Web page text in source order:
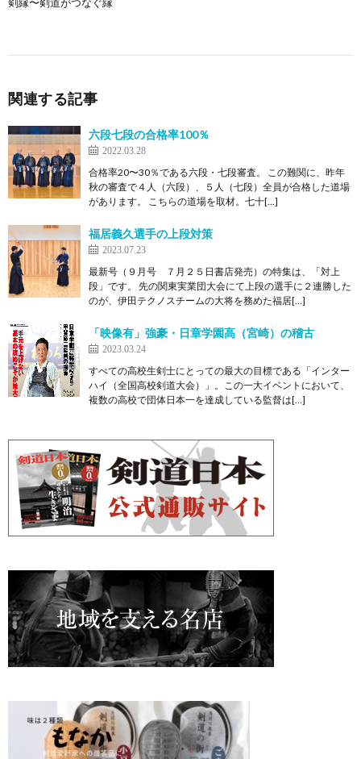
剣縁〜剣道がつなぐ縁
関連する記事
六段七段の合格率100％
2022.03.28
合格率20〜30％である六段・七段審査。 この難関に、昨年
秋の審査で４人（六段）、５人（七段）全員が合格した道場
があります。 こちらの道場を取材。七十[…]
福居義久選手の上段対策
2023.07.23
最新号（９月号 ７月２５日書店発売）の特集は、「対上
段」です。 先の関東実業団大会にて上段の選手に２連勝した
のが、伊田テクノスチームの大将を務めた福居[…]
「映像有」強豪・日章学園高（宮崎）の稽古
2023.03.24
すべての高校生剣士にとっての最大の目標である「インター
ハイ（全国高校剣道大会）」。この一大イベントにおいて、
複数の高校で団体日本一を達成している監督は[…]